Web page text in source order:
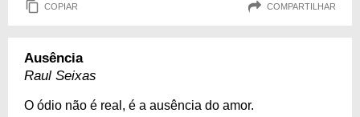
COPIAR COMPARTILHAR
Ausência
Raul Seixas
O ódio não é real, é a ausência do amor.